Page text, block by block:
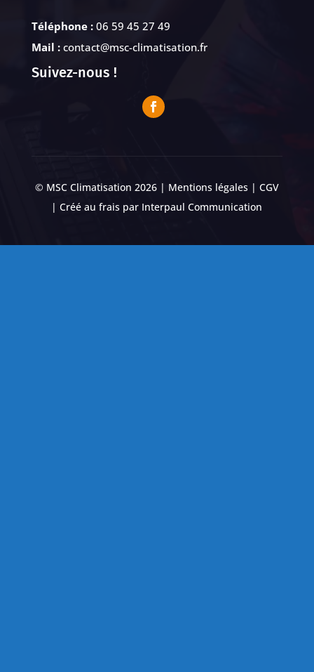
Téléphone : 06 59 45 27 49
Mail :contact@msc-climatisation.fr
Suivez-nous !
© MSC Climatisation 2026 | Mentions légales| CGV
| Créé au frais par Interpaul Communication